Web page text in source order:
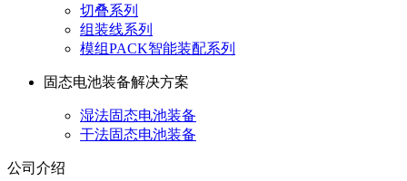
切叠系列
组装线系列
模组PACK智能装配系列
固态电池装备解决方案
湿法固态电池装备
干法固态电池装备
公司介绍